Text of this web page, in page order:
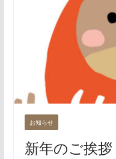
お知らせ
新年のご挨拶